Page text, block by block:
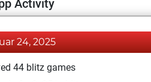
Activity
24, 2025
44 blitz games